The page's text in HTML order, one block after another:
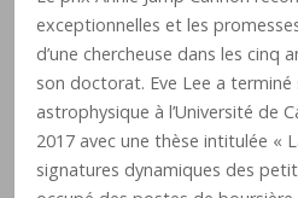
exceptionnelles et les
d’une chercheuse dans les cinq
son doctorat. Eve Lee a
astrophysique à l’Université de
2017 avec une thèse intitulée «
signatures dynamiques des